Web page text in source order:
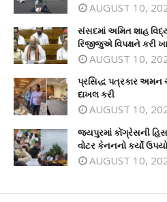
AUGUST 10,
સંસદમાં અમિત શાહ
રિજીજુએ વિપક્ષને કરી
AUGUST 10,
પ્રસિદ્ધ પત્રકાર અમન
દાખલ કરી
AUGUST 10,
જયપુરમાં કોંગ્રેસની
વોટર કેનનનો કર્યો
AUGUST 10,